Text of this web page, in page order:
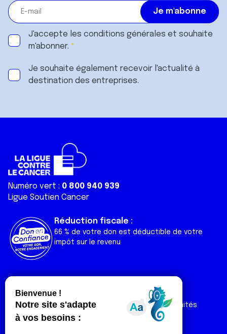
J'accepte les conditions générales et souhaite
m'abonner.
Je souhaite également recevoir l'actualité à
destination des entreprises.
Numéro vert : 0 800 940 939
Ligue Soutien Cancer
Réduction fiscale :
66 % de votre don est déductible de votre
impôt sur le revenu
Liens utiles
Nos actualités
Nos publications
Contact
Espace Ligue & comités
Espace chercheur